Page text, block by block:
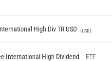
High Div TR USD USD
International High Dividend ETF